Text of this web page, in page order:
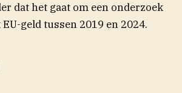
dat het gaat om een onderzoek
geld tussen 2019 en 2024.